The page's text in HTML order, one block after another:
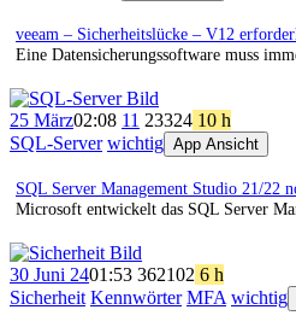
veeam – Sicherheitslücke – V12
Eine Datensicherungssoftware muss
25 März02:08 11 23324 10 h
SQL-Server wichtig App Ansicht
SQL Server Management Studio 21/22
Microsoft entwickelt das SQL Server
30 Juni 2401:53 362102 6 h
Sicherheit Kennwörter MFA wichtig